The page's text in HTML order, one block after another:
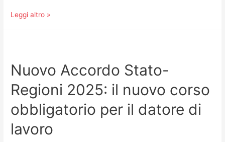
Leggi altro »
Nuovo Accordo Stato-
Regioni 2025: il nuovo corso
obbligatorio per il datore di
lavoro